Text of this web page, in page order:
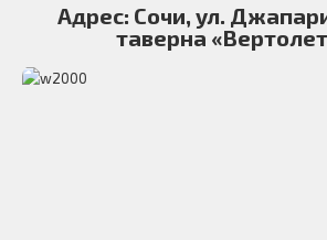
Адрес: Cочи, ул.
таверна